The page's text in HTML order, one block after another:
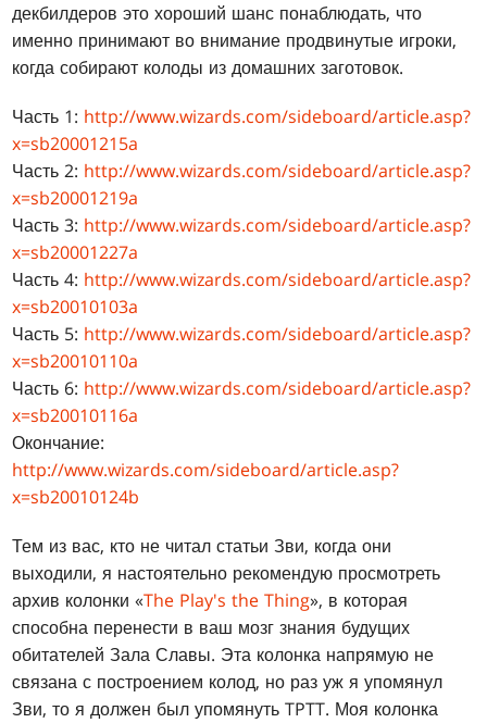
декбилдеров это хороший шанс понаблюдать, что
именно принимают во внимание продвинутые игроки,
когда собирают колоды из домашних заготовок.
Часть 1: http://www.wizards.com/sideboard/article.asp?
x=sb20001215a
Часть 2: http://www.wizards.com/sideboard/article.asp?
x=sb20001219a
Часть 3: http://www.wizards.com/sideboard/article.asp?
x=sb20001227a
Часть 4: http://www.wizards.com/sideboard/article.asp?
x=sb20010103a
Часть 5: http://www.wizards.com/sideboard/article.asp?
x=sb20010110a
Часть 6: http://www.wizards.com/sideboard/article.asp?
x=sb20010116a
Окончание:
http://www.wizards.com/sideboard/article.asp?
x=sb20010124b
Тем из вас, кто не читал статьи Зви, когда они
выходили, я настоятельно рекомендую просмотреть
архив колонки «The Play's the Thing», в которая
способна перенести в ваш мозг знания будущих
обитателей Зала Славы. Эта колонка напрямую не
связана с построением колод, но раз уж я упомянул
Зви, то я должен был упомянуть TPTT. Моя колонка